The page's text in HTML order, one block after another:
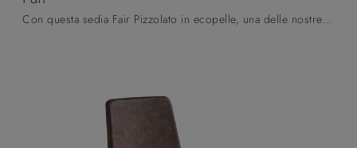
Con questa sedia Fair Pizzolato in ecopelle, una delle nostre sedute fisse moderne, potrai valorizzare i tuoi interni.